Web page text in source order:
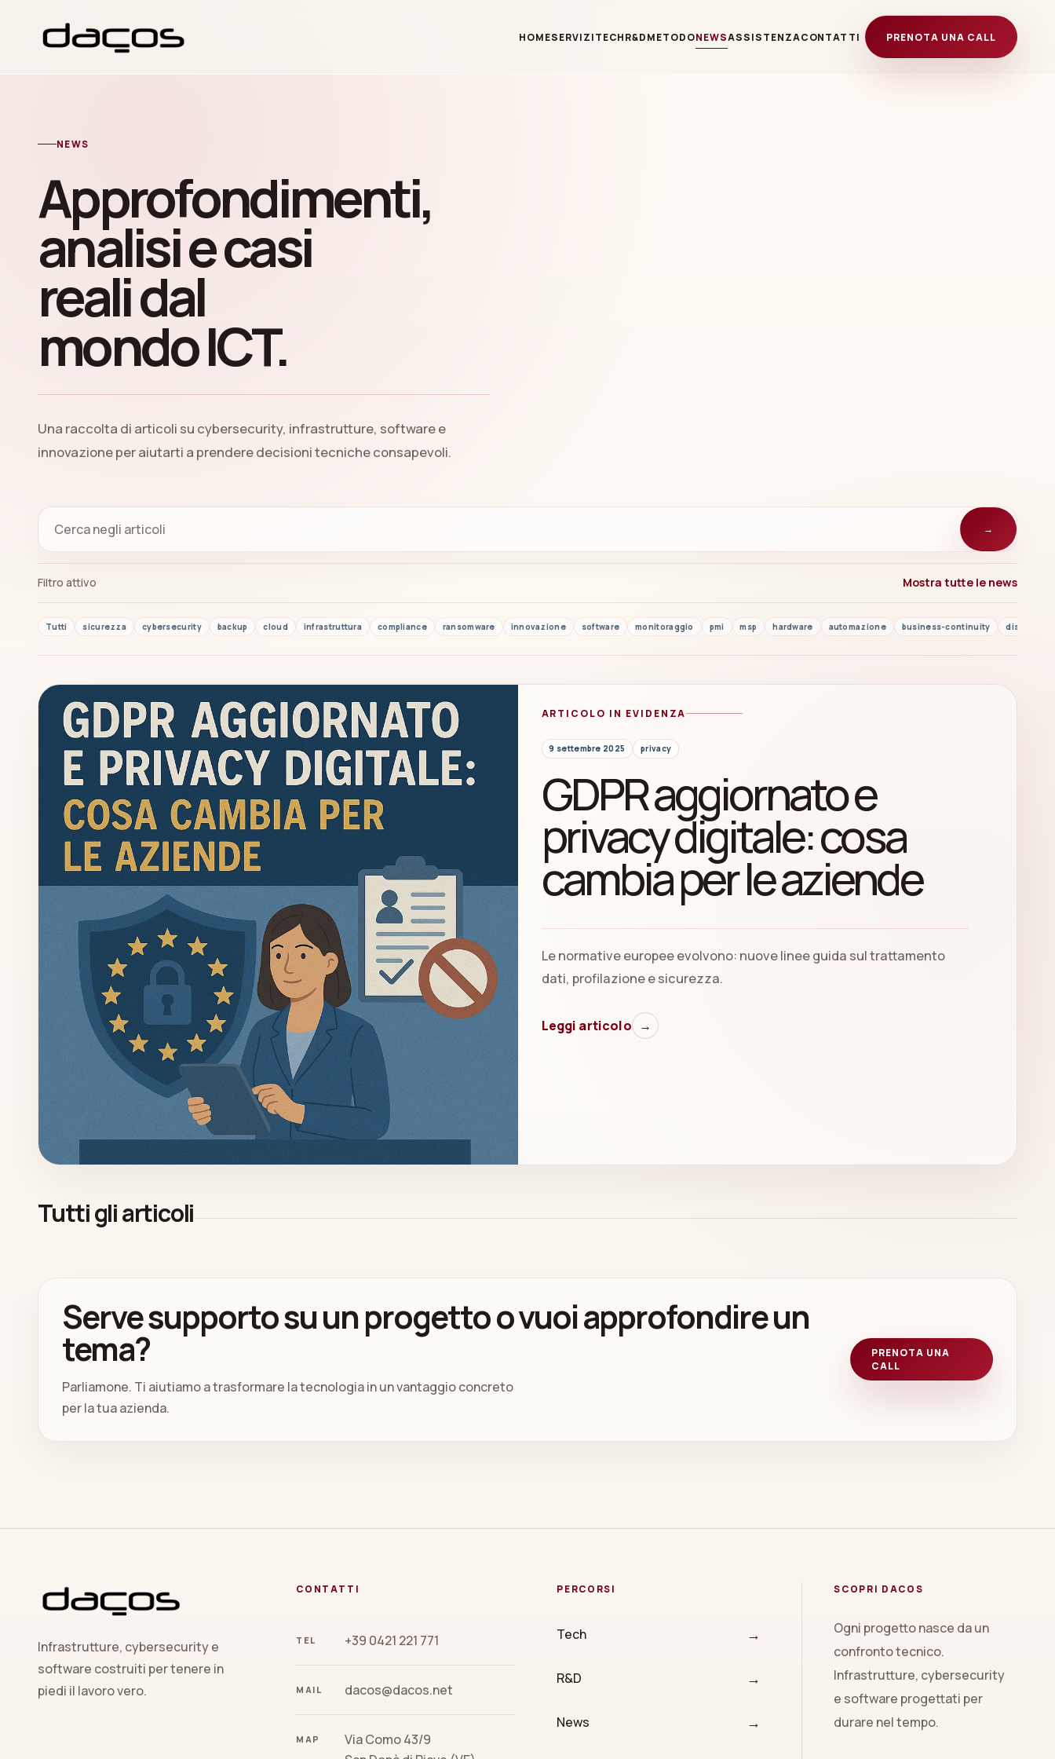
HOMESERVIZITECHR&DMETODONEWSASSISTENZACONTATTI PRENOTA UNA CALL
NEWS
Approfondimenti,
analisi e casi
reali dal
mondo ICT.
Una raccolta di articoli su cybersecurity, infrastrutture, software e
innovazione per aiutarti a prendere decisioni tecniche consapevoli.
→
Filtro attivo Mostra tutte le news
Tutti sicurezza cybersecurity backup cloud infrastruttura compliance ransomware innovazione software monitoraggio pmi msp hardware automazione business-continuity disaster
ARTICOLO IN EVIDENZA
9 settembre 2025 privacy
GDPR aggiornato e
privacy digitale: cosa
cambia per le aziende
Le normative europee evolvono: nuove linee guida sul trattamento
dati, profilazione e sicurezza.
Leggi articolo →
Tutti gli articoli
Serve supporto su un progetto o vuoi approfondire un
tema?
Parliamone. Ti aiutiamo a trasformare la tecnologia in un vantaggio concreto
per la tua azienda.
PRENOTA UNA
CALL
Infrastrutture, cybersecurity e
software costruiti per tenere in
piedi il lavoro vero.
CONTATTI
TEL +39 0421 221 771
MAIL dacos@dacos.net
MAP
Via Como 43/9
PERCORSI
Tech →
R&D →
News →
SCOPRI DACOS
Ogni progetto nasce da un
confronto tecnico.
Infrastrutture, cybersecurity
e software progettati per
durare nel tempo.